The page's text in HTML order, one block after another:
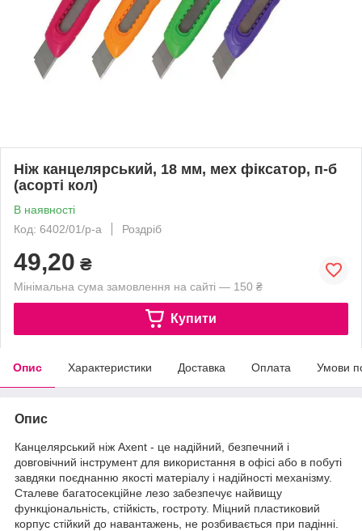
Ніж канцелярський, 18 мм, мех фіксатор, п-б
(асорті кол)
В наявності
Код: 6402/01/p-a
Роздріб
49,20 ₴
Мінімальна сума замовлення на сайті — 150 ₴
Купити
Опис Характеристики Доставка Оплата Умови
Опис
Канцелярський ніж Axent - це надійний, безпечний і
довговічний інструмент для використання в офісі або в побуті
завдяки поєднанню якості матеріалу і надійності механізму.
Сталеве багатосекційне лезо забезпечує найвищу
функціональність, стійкість, гостроту. Міцний пластиковий
корпус стійкий до навантажень, не розбивається при падінні.